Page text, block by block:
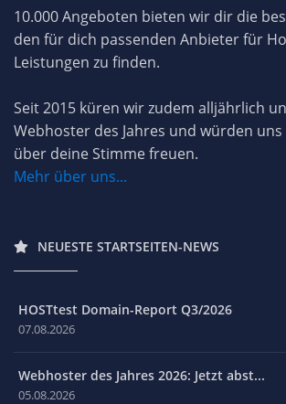
10.000 Angeboten bieten wir dir die
den für dich passenden Anbieter für
Leistungen zu finden.
Seit 2015 küren wir zudem alljährlich
Webhoster des Jahres und würden
über deine Stimme freuen.
Mehr über uns...
NEUESTE STARTSEITEN-NEWS
HOSTtest Domain-Report Q3/2026
07.08.2026
Webhoster des Jahres 2026: Jetzt abst...
05.08.2026